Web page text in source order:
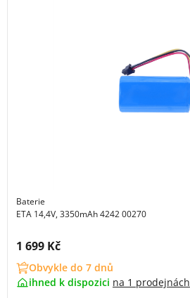
Baterie
ETA 14,4V, 3350mAh 4242 00270
Cena s DPH:
1 699 Kč
Obvykle do 7 dnů
ihned k dispozici na 1 prodejnách